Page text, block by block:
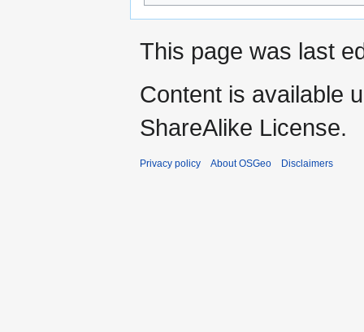
This page was last
Content is available
ShareAlike License.
Privacy policy About OSGeo Disclaimers